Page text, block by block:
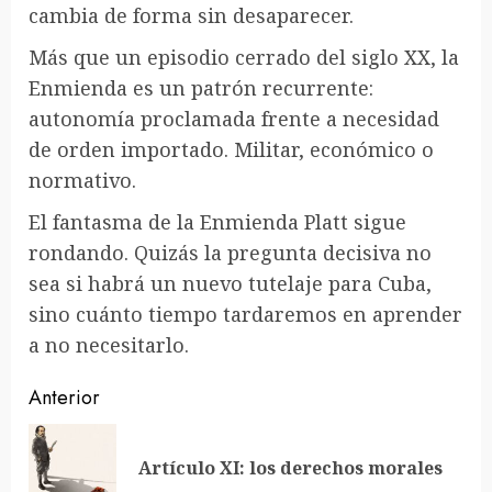
cambia de forma sin desaparecer.
Más que un episodio cerrado del siglo XX, la
Enmienda es un patrón recurrente:
autonomía proclamada frente a necesidad
de orden importado. Militar, económico o
normativo.
El fantasma de la Enmienda Platt sigue
rondando. Quizás la pregunta decisiva no
sea si habrá un nuevo tutelaje para Cuba,
sino cuánto tiempo tardaremos en aprender
a no necesitarlo.
Sigue
leyendo
Anterior
Artículo XI: los derechos morales